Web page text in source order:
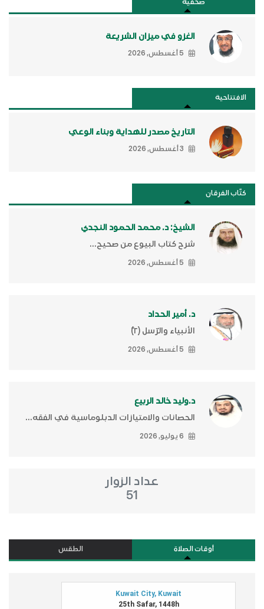
صحفية
الغزو في ميزان الشريعة
5 أغسطس, 2026
الافتتاحية
التاريخ مصدر للهداية وبناء الوعي
3 أغسطس, 2026
كتَّاب الفرقان
الشيخ: د. محمد الحمود النجدي
شرح كتاب البيوع من صحيح...
5 أغسطس, 2026
د. أمير الحداد
الأنبياء والرّسل (٢)ّ
5 أغسطس, 2026
د.وليد خالد الربيع
الحصانات والامتيازات الدبلوماسية في الفقه...
6 يوليو, 2026
عداد الزوار
51
أوقات الصلاة الطقس